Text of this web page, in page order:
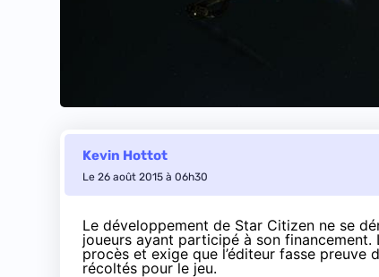
Kevin Hottot
Le 26 août 2015 à 06h30
Le développement de Star Citizen ne se
joueurs ayant participé à son financement.
procès et exige que l’éditeur fasse preuve
récoltés pour le jeu.